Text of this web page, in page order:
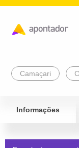
Camaçari
Informações